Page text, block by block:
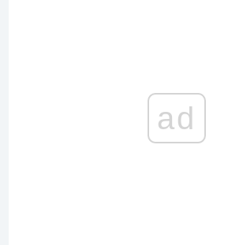
ad